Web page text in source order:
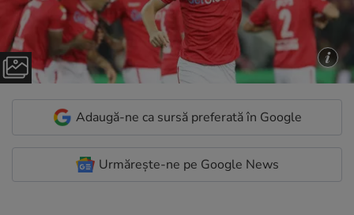
Adaugă-ne ca sursă preferată în Google
Urmărește-ne pe Google News